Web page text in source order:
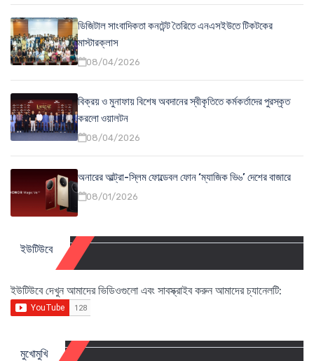
ডিজিটাল সাংবাদিকতা কনটেন্ট তৈরিতে এনএসইউতে টিকটকের
মাস্টারক্লাস
08/04/2026
বিক্রয় ও মুনাফায় বিশেষ অবদানের স্বীকৃতিতে কর্মকর্তাদের পুরস্কৃত
করলো ওয়ালটন
08/04/2026
অনারের আল্ট্রা-স্লিম ফোল্ডেবল ফোন ‘ম্যাজিক ভি৬’ দেশের বাজারে
08/01/2026
ইউটিউবে
ইউটিউবে দেখুন আমাদের ভিডিওগুলো এবং সাবস্ক্রাইব করুন আমাদের চ্যানেলটি:
মুখোমুখি